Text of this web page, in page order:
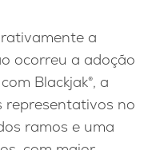
a
ocorreu a adoção
Blackjak®, a
no
ramos e uma